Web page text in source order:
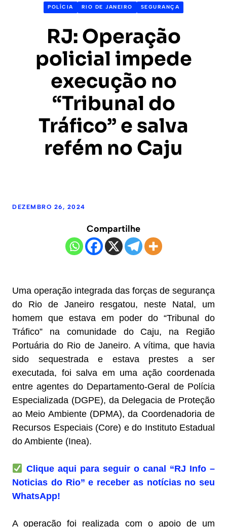
POLÍCIA RIO DE JANEIRO SEGURANÇA
RJ: Operação
policial impede
execução no
“Tribunal do
Tráfico” e salva
refém no Caju
DEZEMBRO 26, 2024
Compartilhe
Uma operação integrada das forças de segurança
do Rio de Janeiro resgatou, neste Natal, um
homem que estava em poder do “Tribunal do
Tráfico” na comunidade do Caju, na Região
Portuária do Rio de Janeiro. A vítima, que havia
sido sequestrada e estava prestes a ser
executada, foi salva em uma ação coordenada
entre agentes do Departamento-Geral de Polícia
Especializada (DGPE), da Delegacia de Proteção
ao Meio Ambiente (DPMA), da Coordenadoria de
Recursos Especiais (Core) e do Instituto Estadual
do Ambiente (Inea).
Clique aqui para seguir o canal “RJ Info –
Noticias do Rio” e receber as notícias no seu
WhatsApp!
A operação foi realizada com o apoio de um